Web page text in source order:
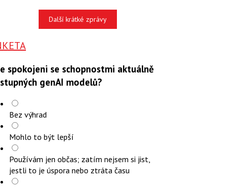
Další krátké zprávy
spokojeni se schopnostmi aktuálně
genAI modelů?
Bez výhrad
Mohlo to být lepší
Používám jen občas; zatím nejsem si jist,
jestli to je úspora nebo ztráta času